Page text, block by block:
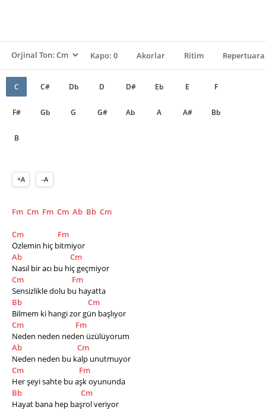
Kapo: 0 Akorlar Ritim Repertuara
C C# Db D D# Eb E F
F# Gb G G# Ab A A# Bb
B
+A -A
Fm Cm Fm Cm Ab Bb Cm
Cm
Fm
Özlemin hiç bitmiyor
Ab
Cm
Nasıl bir acı bu hiç geçmiyor
Cm
Fm
Sensizlikle dolu bu hayatta
Bb
Cm
Bilmem ki hangi zor gün başlıyor
Cm
Fm
Neden neden neden üzülüyorum
Ab
Cm
Neden neden bu kalp unutmuyor
Cm
Fm
Her şeyi sahte bu aşk oyununda
Bb
Cm
Hayat bana hep başrol veriyor